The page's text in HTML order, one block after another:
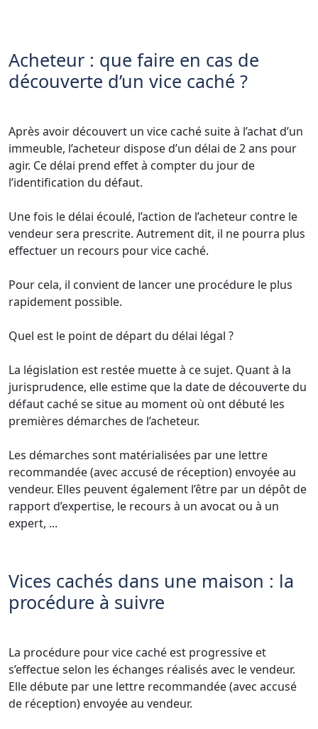
Acheteur : que faire en cas de
découverte d’un vice caché ?
Après avoir découvert un vice caché suite à l’achat d’un
immeuble, l’acheteur dispose d’un délai de 2 ans pour
agir. Ce délai prend effet à compter du jour de
l’identification du défaut.
Une fois le délai écoulé, l’action de l’acheteur contre le
vendeur sera prescrite. Autrement dit, il ne pourra plus
effectuer un recours pour vice caché.
Pour cela, il convient de lancer une procédure le plus
rapidement possible.
Quel est le point de départ du délai légal ?
La législation est restée muette à ce sujet. Quant à la
jurisprudence, elle estime que la date de découverte du
défaut caché se situe au moment où ont débuté les
premières démarches de l’acheteur.
Les démarches sont matérialisées par une lettre
recommandée (avec accusé de réception) envoyée au
vendeur. Elles peuvent également l’être par un dépôt de
rapport d’expertise, le recours à un avocat ou à un
expert, ...
Vices cachés dans une maison : la
procédure à suivre
La procédure pour vice caché est progressive et
s’effectue selon les échanges réalisés avec le vendeur.
Elle débute par une lettre recommandée (avec accusé
de réception) envoyée au vendeur.